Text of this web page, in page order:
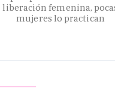
liberación femenina,
mujeres lo practican